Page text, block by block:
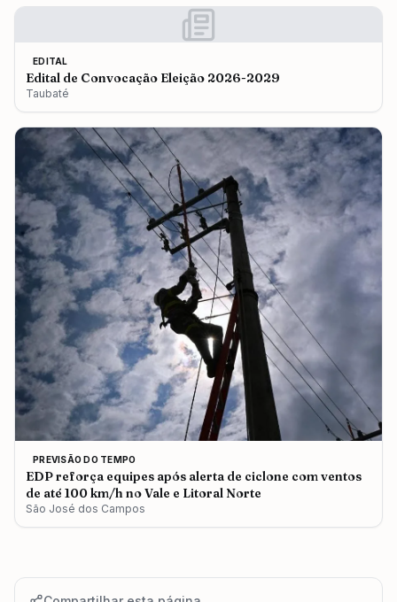
EDITAL
Edital de Convocação Eleição 2026-2029
Taubaté
PREVISÃO DO TEMPO
EDP reforça equipes após alerta de ciclone com ventos
de até 100 km/h no Vale e Litoral Norte
São José dos Campos